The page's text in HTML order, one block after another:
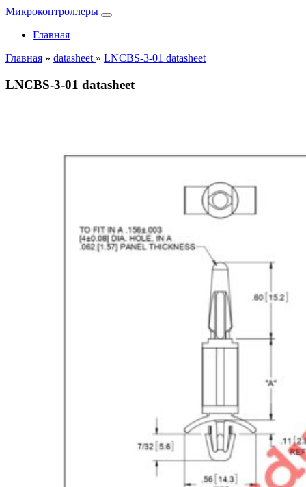
Микроконтроллеры
Главная
Главная » datasheet » LNCBS-3-01 datasheet
LNCBS-3-01 datasheet